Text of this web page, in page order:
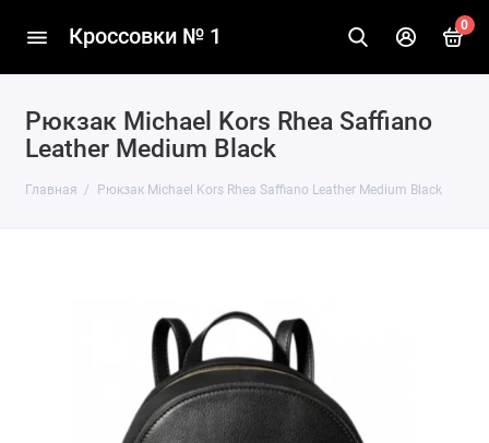
Кроссовки № 1 0
Рюкзак Michael Kors Rhea Saffiano
Leather Medium Black
Главная Рюкзак Michael Kors Rhea Saffiano Leather Medium Black